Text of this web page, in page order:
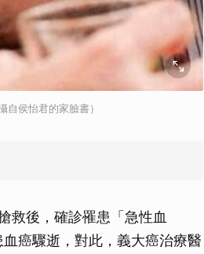
侯怡君的家臉書）
救後，確診罹患「急性血
癌驟逝，對此，義大癌治療醫